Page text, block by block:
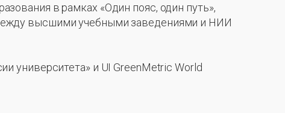
в рамках «Один пояс, один путь»,
высшими учебными заведениями и НИИ
университета» и UI GreenMetric World